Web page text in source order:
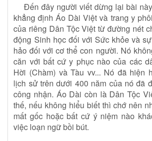
Đến đây người viết dừng lại bài
khẳng định Áo Dài Việt và trang y
của riêng Dân Tộc Việt từ đường nét
động Sinh học đối với Sức khỏe và
hảo đối với cơ thể con người. Nó
căn với bất cứ y phục nào của các
Hời (Chàm) và Tàu vv... Nó đã hiện
lịch sử trên dưới 400 năm của nó đã
công nhận. Áo Dài còn là Dân Tộc
thế, nếu không hiểu biết thì chớ nên
mất gốc hoặc bất cứ ý niệm nào
việc loạn ngữ bồi bút.